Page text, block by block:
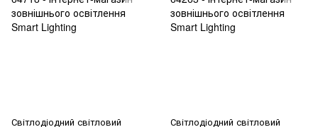
Світлодіодний світловий
Світлодіодний світловий